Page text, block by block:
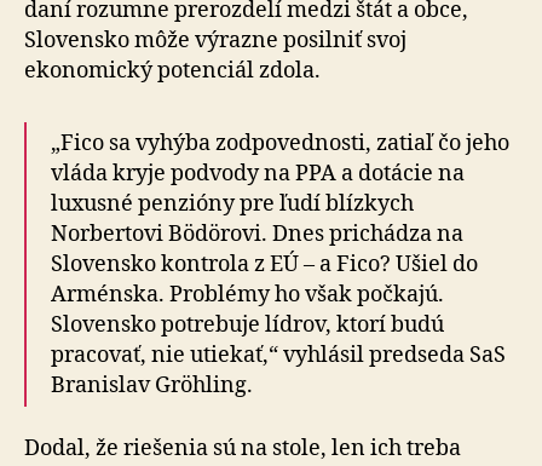
daní rozumne prerozdelí medzi štát a obce,
Slovensko môže výrazne posilniť svoj
ekonomický potenciál zdola.
„Fico sa vyhýba zodpovednosti, zatiaľ čo jeho
vláda kryje podvody na PPA a dotácie na
luxusné penzióny pre ľudí blízkych
Norbertovi Bödörovi. Dnes prichádza na
Slovensko kontrola z EÚ – a Fico? Ušiel do
Arménska. Problémy ho však počkajú.
Slovensko potrebuje lídrov, ktorí budú
pracovať, nie utiekať,“ vyhlásil predseda SaS
Branislav Gröhling.
Dodal, že riešenia sú na stole, len ich treba